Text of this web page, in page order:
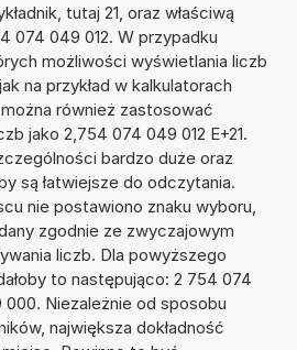
tutaj 21, oraz właściwą
074 049 012. W przypadku
możliwości wyświetlania liczb
na przykład w kalkulatorach
również zastosować
jako 2,754 074 049 012 E+21.
bardzo duże oraz
są łatwiejsze do odczytania.
nie postawiono znaku wyboru,
zgodnie ze zwyczajowym
liczb. Dla powyższego
to następująco: 2 754 074
000. Niezależnie od sposobu
największa dokładność